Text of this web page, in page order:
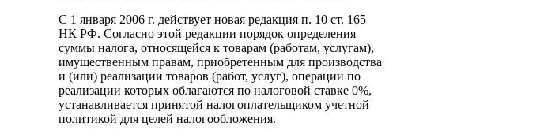
С 1 января 2006 г. действует новая редакция п. 10 ст. 165
НК РФ. Согласно этой редакции порядок определения
суммы налога, относящейся к товарам (работам, услугам),
имущественным правам, приобретенным для производства
и (или) реализации товаров (работ, услуг), операции по
реализации которых облагаются по налоговой ставке 0%,
устанавливается принятой налогоплательщиком учетной
политикой для целей налогообложения.